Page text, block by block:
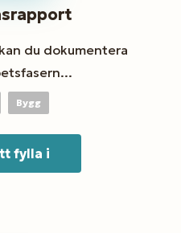
du dokumentera
Bygg
fylla i